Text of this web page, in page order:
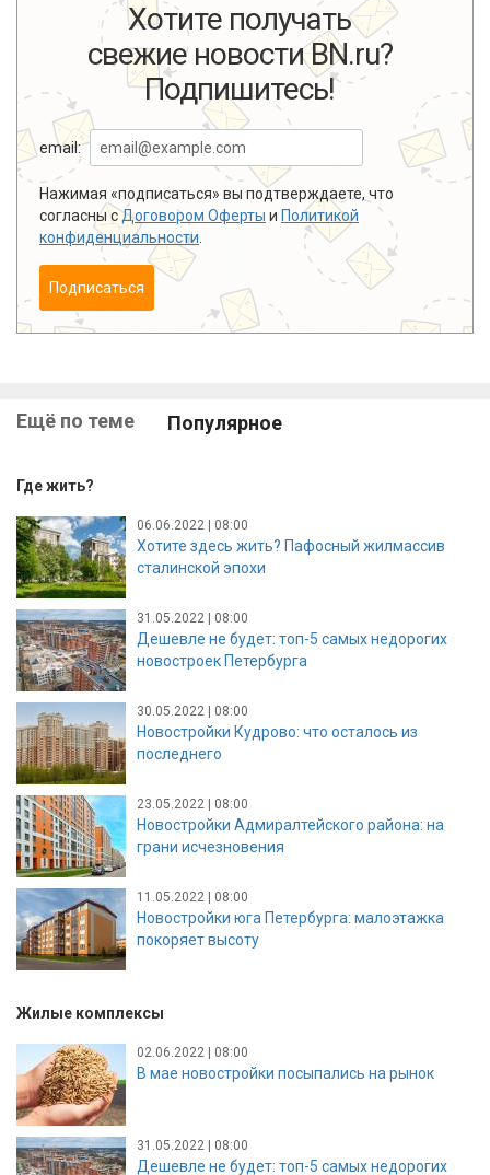
Хотите получать
свежие новости BN.ru?
Подпишитесь!
email:
Нажимая «подписаться» вы подтверждаете, что
согласны сДоговором Оферты и Политикой
конфиденциальности
Подписаться
Ещё по теме Популярное
Где жить?
06.06.2022 | 08:00
Хотите здесь жить? Пафосный жилмассив
сталинской эпохи
31.05.2022 | 08:00
Дешевле не будет: топ-5 самых недорогих
новостроек Петербурга
30.05.2022 | 08:00
Новостройки Кудрово: что осталось из
последнего
23.05.2022 | 08:00
Новостройки Адмиралтейского района: на
грани исчезновения
11.05.2022 | 08:00
Новостройки юга Петербурга: малоэтажка
покоряет высоту
Жилые комплексы
02.06.2022 | 08:00
В мае новостройки посыпались на рынок
31.05.2022 | 08:00
Дешевле не будет: топ-5 самых недорогих